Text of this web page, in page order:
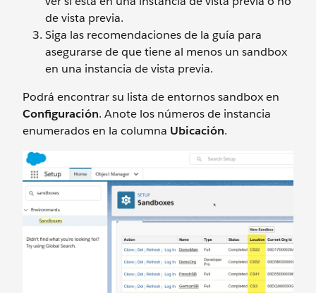
de vista previa.
Siga las recomendaciones de la guía para
asegurarse de que tiene al menos un sandbox
en una instancia de vista previa.
Podrá encontrar su lista de entornos sandbox en
Configuración. Anote los números de instancia
enumerados en la columna Ubicación.